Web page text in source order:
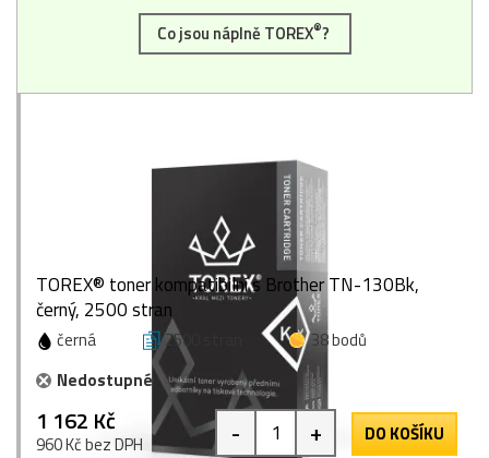
Co jsou náplně TOREX®?
TOREX® toner kompatibilní s Brother TN-130Bk,
černý, 2500 stran
černá 2500 stran
38 bodů
Nedostupné
1 162 Kč
960 Kč bez DPH - + DO KOŠÍKU